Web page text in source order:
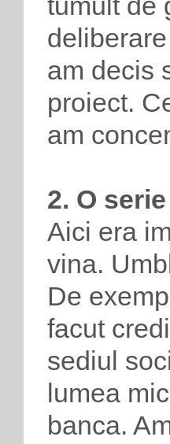
am decis
proiect.
am
2. O
Aici era
vina.
De
facut
sediul
lumea
banca.